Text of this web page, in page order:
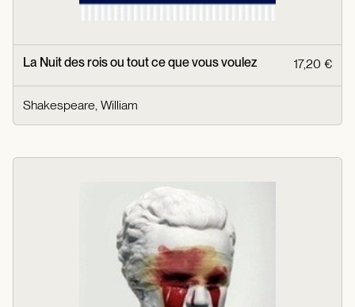
La Nuit des rois ou tout ce que vous voulez 17,20 €
Shakespeare, William